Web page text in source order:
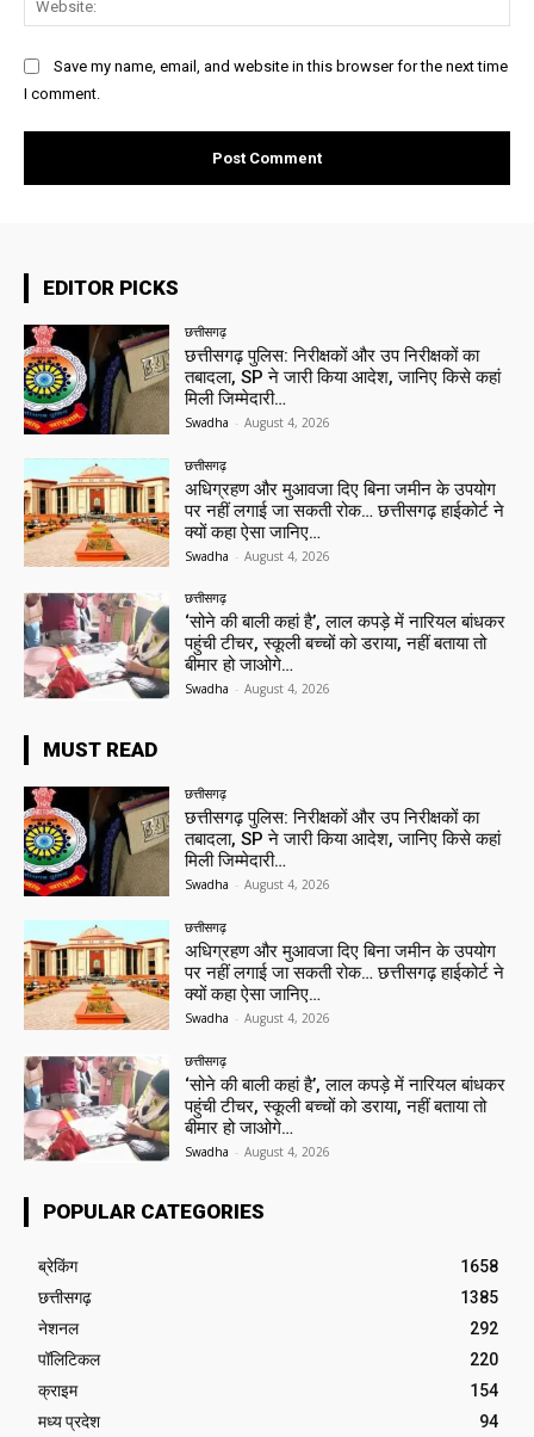
Save my name, email, and website in this browser for the next time
I comment.
EDITOR PICKS
छत्तीसगढ़
छत्तीसगढ़ पुलिस: निरीक्षकों और उप निरीक्षकों का
तबादला, SP ने जारी किया आदेश, जानिए किसे कहां
मिली जिम्मेदारी…
Swadha - August 4, 2026
छत्तीसगढ़
अधिग्रहण और मुआवजा दिए बिना जमीन के उपयोग
पर नहीं लगाई जा सकती रोक… छत्तीसगढ़ हाईकोर्ट ने
क्यों कहा ऐसा जानिए…
Swadha - August 4, 2026
छत्तीसगढ़
‘सोने की बाली कहां है’, लाल कपड़े में नारियल बांधकर
पहुंची टीचर, स्कूली बच्चों को डराया, नहीं बताया तो
बीमार हो जाओगे…
Swadha - August 4, 2026
MUST READ
छत्तीसगढ़
छत्तीसगढ़ पुलिस: निरीक्षकों और उप निरीक्षकों का
तबादला, SP ने जारी किया आदेश, जानिए किसे कहां
मिली जिम्मेदारी…
Swadha - August 4, 2026
छत्तीसगढ़
अधिग्रहण और मुआवजा दिए बिना जमीन के उपयोग
पर नहीं लगाई जा सकती रोक… छत्तीसगढ़ हाईकोर्ट ने
क्यों कहा ऐसा जानिए…
Swadha - August 4, 2026
छत्तीसगढ़
‘सोने की बाली कहां है’, लाल कपड़े में नारियल बांधकर
पहुंची टीचर, स्कूली बच्चों को डराया, नहीं बताया तो
बीमार हो जाओगे…
Swadha - August 4, 2026
POPULAR CATEGORIES
ब्रेकिंग
1658
छत्तीसगढ़
1385
नेशनल
292
पॉलिटिकल
220
क्राइम
154
मध्य प्रदेश
94